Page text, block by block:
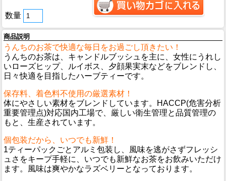
数量
商品説明
うんちのお茶で快適な毎日をお過ごし頂きたい！
うんちのお茶は、キャンドルブッシュを主に、女性にうれし
いローズヒップ、ルイボス、夕顔果実末などをブレンドし、
日々快適を目指したハーブティーです。
保存料、着色料不使用の厳選素材！
体にやさしい素材をブレンドしています。HACCP(危害分析
重要管理点)対応国内工場で、厳しい衛生管理と品質管理の
もと、生産されています。
個包装だから、いつでも新鮮！
1ティーパックごとアルミ包装し、風味を逃がさずフレッシ
ュさをキープ手軽に、いつでも新鮮なお茶をお飲みいただけ
ます。風味は爽やかなラズベリーとなっております。